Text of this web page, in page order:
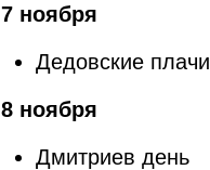
7 ноября
Дедовские плачи
8 ноября
Дмитриев день